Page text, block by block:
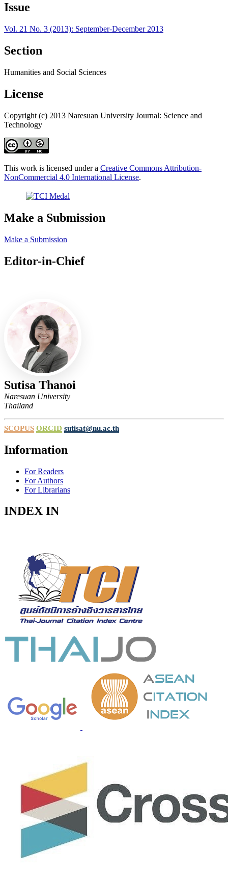
Issue
Vol. 21 No. 3 (2013): September-December 2013
Section
Humanities and Social Sciences
License
Copyright (c) 2013 Naresuan University Journal: Science and
Technology
This work is licensed under a Creative Commons Attribution-
NonCommercial 4.0 International License.
Make a Submission
Make a Submission
Editor-in-Chief
Sutisa Thanoi
Naresuan University
Thailand
SCOPUS ORCID sutisat@nu.ac.th
Information
For Readers
For Authors
For Librarians
INDEX IN